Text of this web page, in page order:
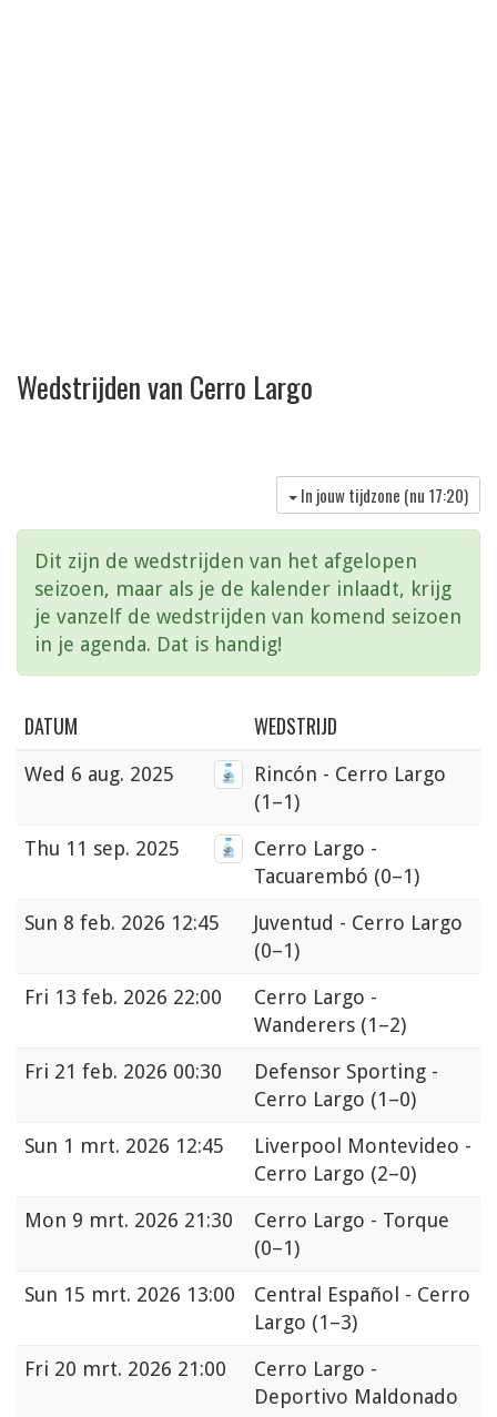
Wedstrijden van Cerro Largo
In jouw tijdzone (nu 17:20)
Dit zijn de wedstrijden van het afgelopen
seizoen, maar als je de kalender inlaadt, krijg
je vanzelf de wedstrijden van komend seizoen
in je agenda. Dat is handig!
DATUM WEDSTRIJD
Wed 6 aug. 2025
Rincón - Cerro Largo
(1–1)
Thu 11 sep. 2025
Cerro Largo -
Tacuarembó (0–1)
Sun 8 feb. 2026 12:45
Juventud - Cerro Largo
(0–1)
Fri 13 feb. 2026 22:00
Cerro Largo -
Wanderers (1–2)
Fri 21 feb. 2026 00:30
Defensor Sporting -
Cerro Largo (1–0)
Sun 1 mrt. 2026 12:45
Liverpool Montevideo -
Cerro Largo (2–0)
Mon 9 mrt. 2026 21:30
Cerro Largo - Torque
(0–1)
Sun 15 mrt. 2026 13:00
Central Español - Cerro
Largo (1–3)
Fri 20 mrt. 2026 21:00
Cerro Largo -
Deportivo Maldonado